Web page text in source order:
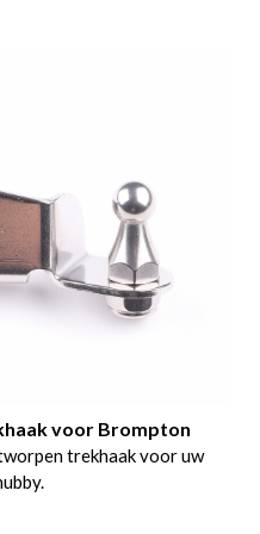
voor Brompton
trekhaak voor uw